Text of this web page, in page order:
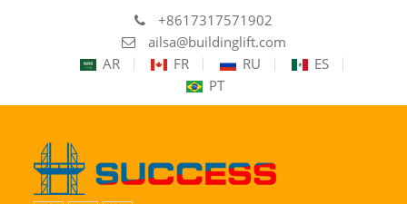
+8617317571902
ailsa@buildinglift.com
AR
FR RU
ES
PT